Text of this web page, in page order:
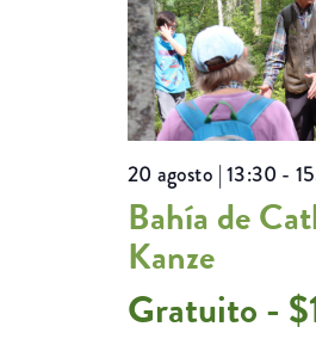
Bahía de
Kanze
20 agosto | 13:30 -
Gratuito -